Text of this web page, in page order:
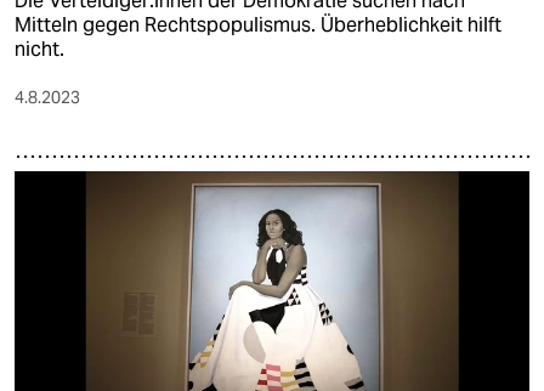
Mitteln gegen Rechtspopulismus. Überheblichkeit hilft
nicht.
4.8.2023